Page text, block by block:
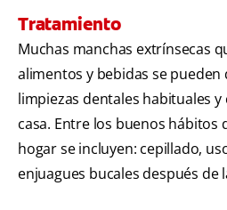
Tratamiento
Muchas manchas extrínsecas
alimentos y bebidas se pueden
limpiezas dentales habituales
casa. Entre los buenos hábitos
hogar se incluyen: cepillado,
enjuagues bucales después de